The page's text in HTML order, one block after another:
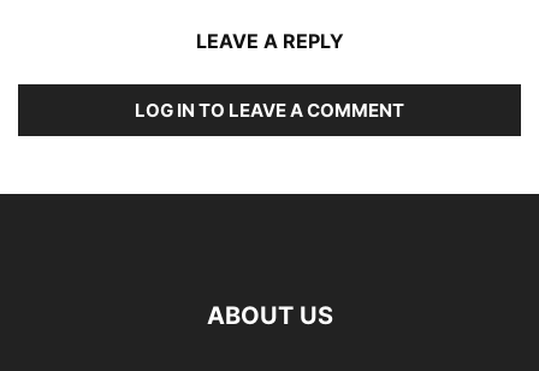
LEAVE A REPLY
LOG IN TO LEAVE A COMMENT
ABOUT US